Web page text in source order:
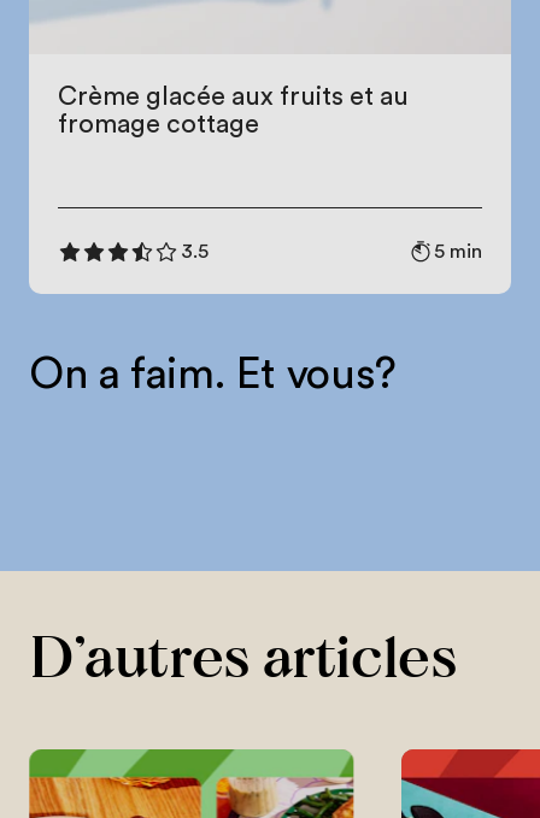
Crème glacée aux fruits et au
fromage cottage
3.5 5 min
On a faim. Et vous?
D’autres articles